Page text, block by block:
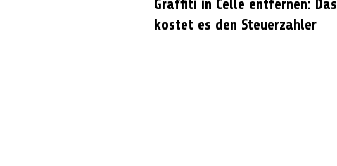
Graffiti in Celle entfernen: Das
kostet es den Steuerzahler